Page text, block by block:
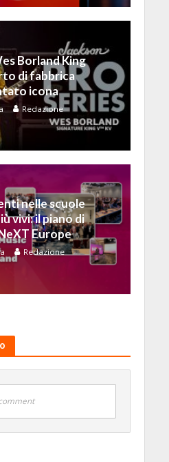
Borland King
di fabbrica
icona
Redazione
nelle scuole
vivi: il piano di
Europe
Redazione